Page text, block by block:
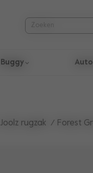
Buggy
Joolz rugzak Forest